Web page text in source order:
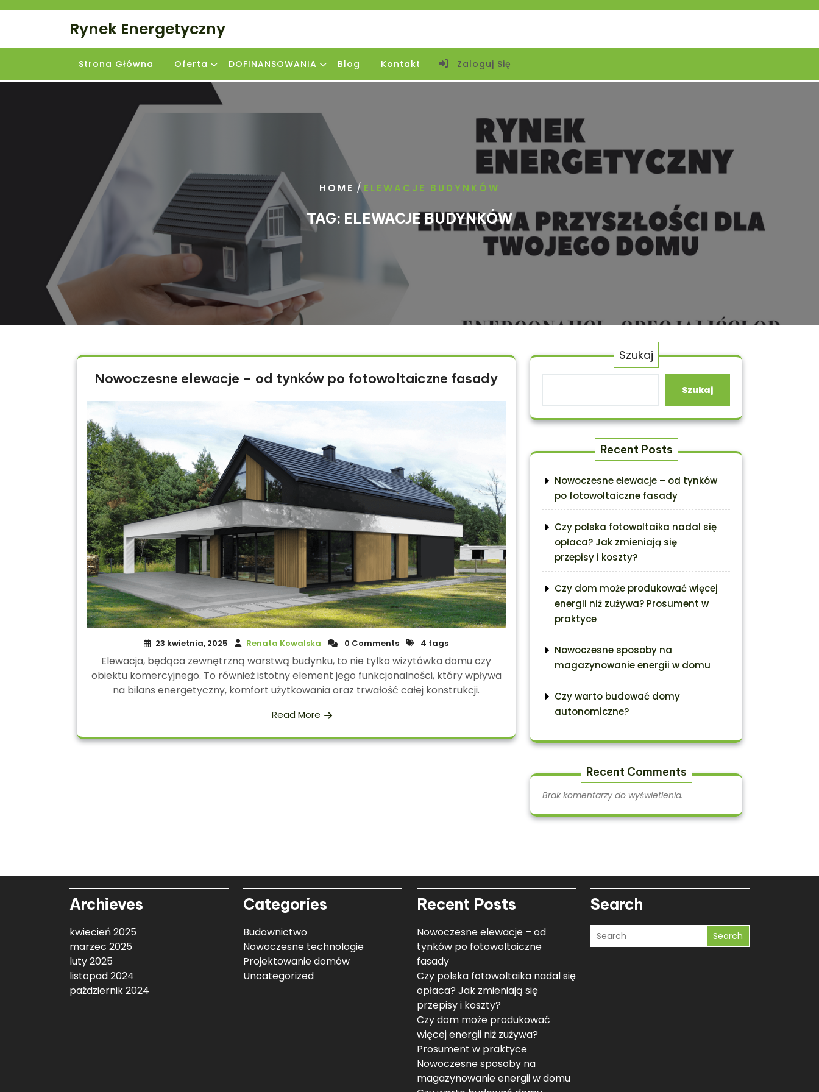
Skip
Rynek Energetyczny
Strona Główna Oferta DOFINANSOWANIA Blog Kontakt Zaloguj Się
HOME / ELEWACJE BUDYNKÓW
TAG: ELEWACJE BUDYNKÓW
Nowoczesne elewacje – od tynków po fotowoltaiczne fasady
23 kwietnia, 2025 Renata Kowalska 0 Comments 4 tags
Elewacja, będąca zewnętrzną warstwą budynku, to nie tylko wizytówka domu czy
obiektu komercyjnego. To również istotny element jego funkcjonalności, który wpływa
na bilans energetyczny, komfort użytkowania oraz trwałość całej konstrukcji.
Read More
Szukaj
Szukaj
Recent Posts
Nowoczesne elewacje – od tynków
po fotowoltaiczne fasady
Czy polska fotowoltaika nadal się
opłaca? Jak zmieniają się
przepisy i koszty?
Czy dom może produkować więcej
energii niż zużywa? Prosument w
praktyce
Nowoczesne sposoby na
magazynowanie energii w domu
Czy warto budować domy
autonomiczne?
Recent Comments
Brak komentarzy do wyświetlenia.
Archieves
kwiecień 2025
marzec 2025
luty 2025
listopad 2024
październik 2024
Categories
Budownictwo
Nowoczesne technologie
Projektowanie domów
Uncategorized
Recent Posts
Nowoczesne elewacje – od
tynków po fotowoltaiczne
fasady
Czy polska fotowoltaika nadal się
opłaca? Jak zmieniają się
przepisy i koszty?
Czy dom może produkować
więcej energii niż zużywa?
Prosument w praktyce
Nowoczesne sposoby na
magazynowanie energii w domu
Search
Search